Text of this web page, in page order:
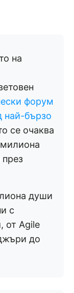
на
форум
най-бързо
се очаква
души
с
от Agile
до